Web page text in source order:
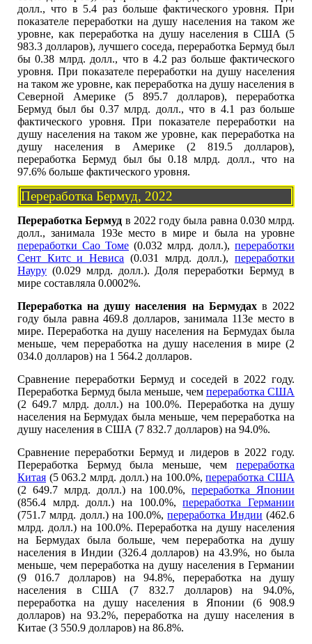
долл., что в 5.4 раз больше фактического уровня. При
показателе переработки на душу населения на таком же
уровне, как переработка на душу населения в США (5
983.3 долларов), лучшего соседа, переработка Бермуд был
бы 0.38 млрд. долл., что в 4.2 раз больше фактического
уровня. При показателе переработки на душу населения
на таком же уровне, как переработка на душу населения в
Северной Америке (5 895.7 долларов), переработка
Бермуд был бы 0.37 млрд. долл., что в 4.1 раз больше
фактического уровня. При показателе переработки на
душу населения на таком же уровне, как переработка на
душу населения в Америке (2 819.5 долларов),
переработка Бермуд был бы 0.18 млрд. долл., что на
97.6% больше фактического уровня.
Переработка Бермуд, 2022
Переработка Бермуд в 2022 году была равна 0.030 млрд.
долл., занимала 193е место в мире и была на уровне
переработки Сао Томе (0.032 млрд. долл.), переработки
Сент Китс и Невиса (0.031 млрд. долл.),переработки
Науру (0.029 млрд. долл.). Доля переработки Бермуд в
мире составляла 0.0002%.
Переработка на душу населения на Бермудахв 2022
году была равна 469.8 долларов, занимала 113е место в
мире. Переработка на душу населения на Бермудах была
меньше, чем переработка на душу населения в мире (2
034.0 долларов) на 1 564.2 долларов.
Сравнение переработки Бермуд и соседей в 2022 году.
Переработка Бермуд была меньше, чем переработка США
(2 649.7 млрд. долл.) на 100.0%. Переработка на душу
населения на Бермудах была меньше, чем переработка на
душу населения в США (7 832.7 долларов) на 94.0%.
Сравнение переработки Бермуд и лидеров в 2022 году.
Переработка Бермуд была меньше, чем переработка
Китая (5 063.2 млрд. долл.) на 100.0%,переработка США
(2 649.7 млрд. долл.) на 100.0%,переработка Японии
(856.4 млрд. долл.) на 100.0%,переработка Германии
(751.7 млрд. долл.) на 100.0%,переработка Индии (462.6
млрд. долл.) на 100.0%. Переработка на душу населения
на Бермудах была больше, чем переработка на душу
населения в Индии (326.4 долларов) на 43.9%, но была
меньше, чем переработка на душу населения в Германии
(9 016.7 долларов) на 94.8%, переработка на душу
населения в США (7 832.7 долларов) на 94.0%,
переработка на душу населения в Японии (6 908.9
долларов) на 93.2%, переработка на душу населения в
Китае (3 550.9 долларов) на 86.8%.